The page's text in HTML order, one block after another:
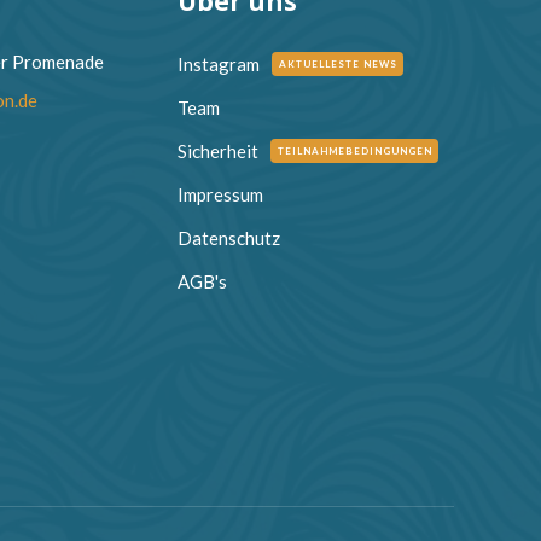
Promenade
Instagram AKTUELLESTE NEWS
Team
Sicherheit
TEILNAHMEBEDINGUNGEN
Impressum
Datenschutz
AGB's